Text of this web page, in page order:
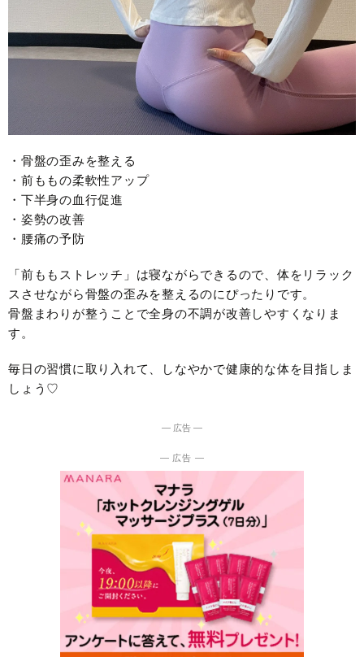
・骨盤の歪みを整える
・前ももの柔軟性アップ
・下半身の血行促進
・姿勢の改善
・腰痛の予防
「前ももストレッチ」は寝ながらできるので、体をリラック
スさせながら骨盤の歪みを整えるのにぴったりです。
骨盤まわりが整うことで全身の不調が改善しやすくなりま
す。
毎日の習慣に取り入れて、しなやかで健康的な体を目指しま
しょう♡
― 広告 ―
― 広告 ―